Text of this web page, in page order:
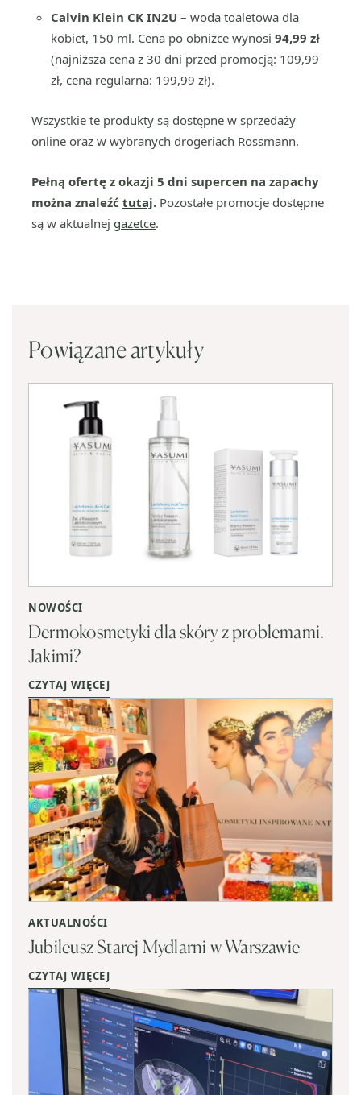
Calvin Klein CK IN2U – woda toaletowa dla
kobiet, 150 ml. Cena po obniżce wynosi 94,99 zł
(najniższa cena z 30 dni przed promocją: 109,99
zł, cena regularna: 199,99 zł).
Wszystkie te produkty są dostępne w sprzedaży
online oraz w wybranych drogeriach Rossmann.
Pełną ofertę z okazji 5 dni supercen na zapachy
można znaleźć tutaj. Pozostałe promocje dostępne
są w aktualnej gazetce.
Powiązane artykuły
NOWOŚCI
Dermokosmetyki dla skóry z problemami.
Jakimi?
CZYTAJ WIĘCEJ
AKTUALNOŚCI
Jubileusz Starej Mydlarni w Warszawie
CZYTAJ WIĘCEJ